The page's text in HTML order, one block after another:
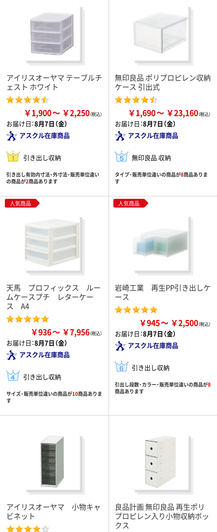
アイリスオーヤマ テーブルチ
ェスト ホワイト
￥1,900 ￥2,250
お届け日：8月7日（金）
アスクル在庫商品
引き出し収納
引き出し有効内寸法・外寸法・販売単位違い
の商品が2商品あります
無印良品 ポリプロピレン収納
ケース 引出式
￥1,690 ￥23,160
お届け日：8月7日（金）
アスクル在庫商品
無印良品 収納
タイプ・販売単位違いの商品が8商品ありま
す
人気商品
天馬 プロフィックス ルー
ムケースプチ レターケー
ス A4
￥936 ￥7,956
お届け日：8月7日（金）
アスクル在庫商品
引き出し収納
サイズ・販売単位違いの商品が10商品ありま
す
人気商品
岩崎工業 再生PP引き出しケ
ース
￥945 ￥2,500
お届け日：8月7日（金）
アスクル在庫商品
引き出し収納
引出し段数・カラー・販売単位違いの商品が8
商品あります
アイリスオーヤマ 小物キャ
ビネット
良品計画 無印良品 再生ポリ
プロピレン入り小物収納ボッ
クス